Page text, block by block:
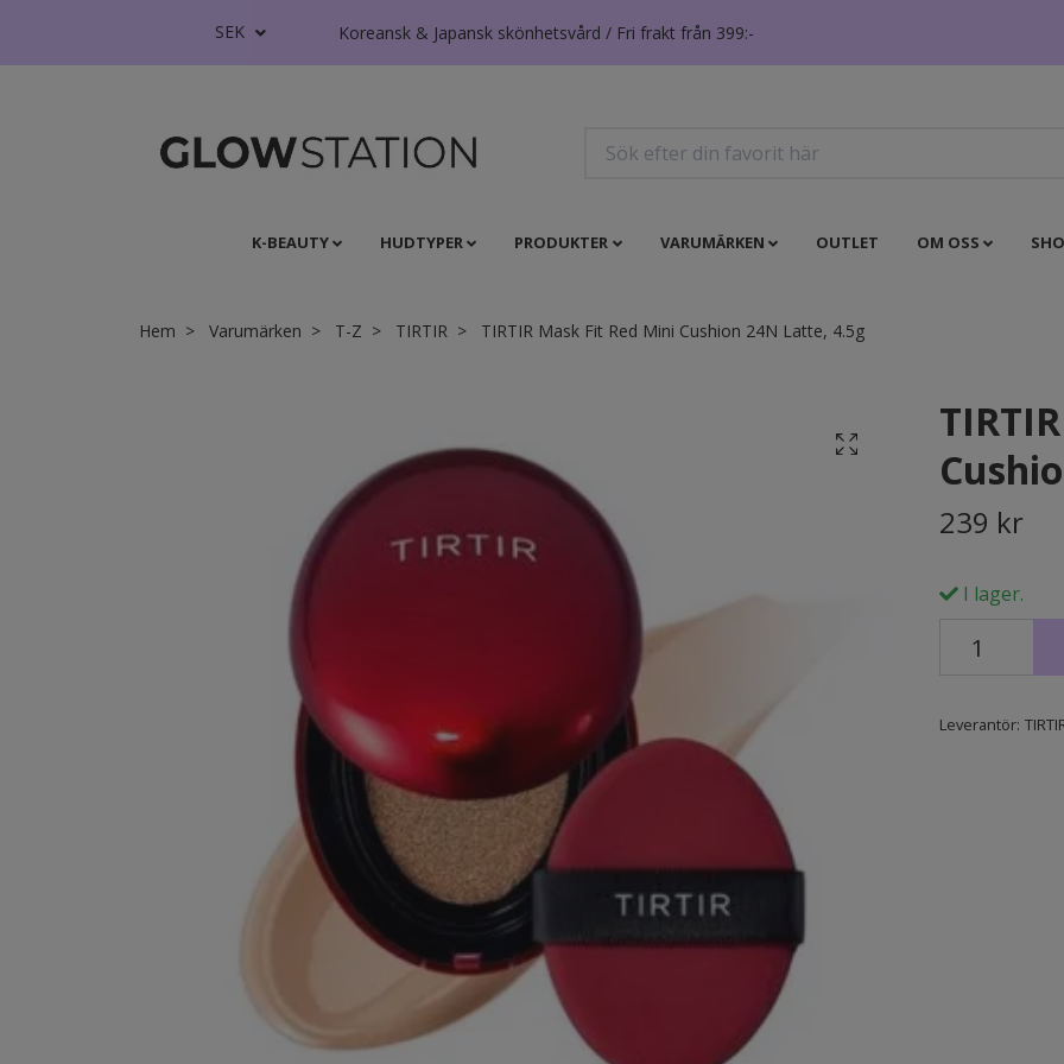
SEK Koreansk & Japansk skönhetsvård / Fri frakt från 399:-
K-BEAUTY HUDTYPER PRODUKTER VARUMÄRKEN OUTLET OM OSS
Hem Varumärken T-Z TIRTIR TIRTIR Mask Fit Red Mini Cushion 24N Latte, 4.5g
239 kr
I lager.
Leverantör: